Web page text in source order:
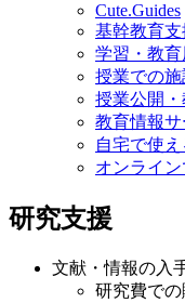
Cute.Guides
基幹教育支
学習・教
授業での施
授業公開
教育情報サ
自宅で使
オンライ
研究支援
文献・情報の入
研究費での